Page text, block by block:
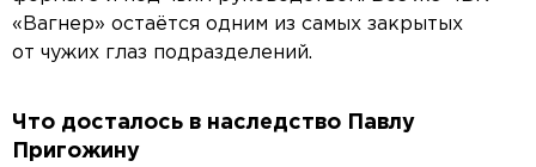
«Вагнер» остаётся одним из самых закрытых
от чужих глаз подразделений.
Что досталось в наследство Павлу
Пригожину